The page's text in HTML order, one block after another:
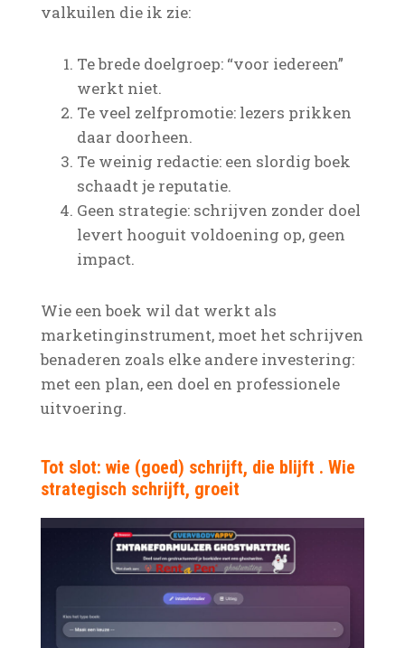
valkuilen die ik zie:
Te brede doelgroep: “voor iedereen”
werkt niet.
Te veel zelfpromotie: lezers prikken
daar doorheen.
Te weinig redactie: een slordig boek
schaadt je reputatie.
Geen strategie: schrijven zonder doel
levert hooguit voldoening op, geen
impact.
Wie een boek wil dat werkt als
marketinginstrument, moet het schrijven
benaderen zoals elke andere investering:
met een plan, een doel en professionele
uitvoering.
Tot slot: wie (goed) schrijft, die blijft . Wie
strategisch schrijft, groeit